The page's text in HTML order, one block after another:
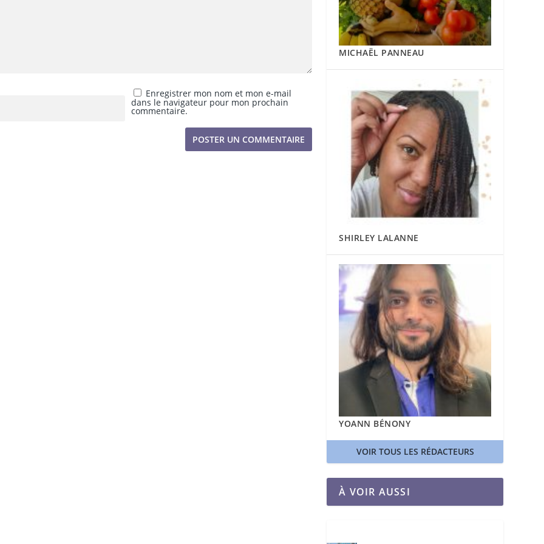
Enregistrer mon nom et mon e-mail
dans le navigateur pour mon prochain
commentaire.
MICHAËL PANNEAU
SHIRLEY LALANNE
YOANN BÉNONY
VOIR TOUS LES RÉDACTEURS
À VOIR AUSSI